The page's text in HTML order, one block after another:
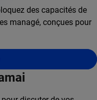
des capacités de
managé, conçues pour